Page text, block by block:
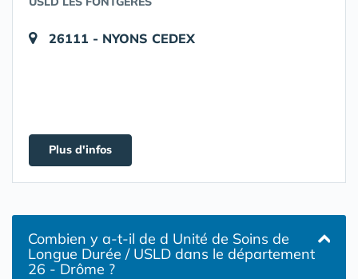
26111 - NYONS CEDEX
Plus d'infos
Combien y a-t-il de d Unité de Soins de
Longue Durée / USLD dans le département
26 - Drôme ?